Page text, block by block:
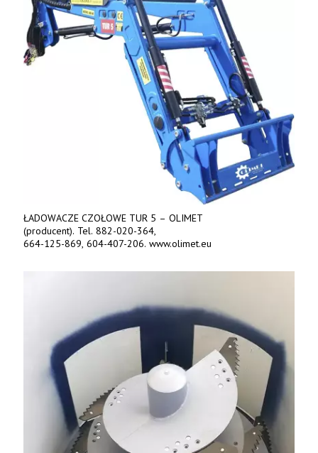
ŁADOWACZE CZOŁOWE TUR 5 – OLIMET
(producent). Tel. 882-020-364,
664-125-869, 604-407-206. www.olimet.eu